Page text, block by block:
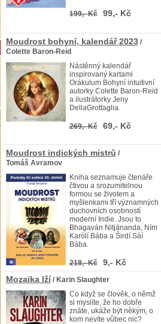
199,- Kč 99,- Kč
Moudrost bohyní, kalendář 2023/
Colette Baron-Reid
Nástěnný kalendář
inspirovaný kartami
Orákulum Bohyní intuitivní
autorky Colette Baron-Reid
a ilustrátorky Jeny
DellaGrottaglia.
269,- Kč 69,- Kč
Moudrost indických mistrů /
Tomáš Avramov
Kniha seznamuje čtenáře
čtivou a srozumitelnou
formou se životem a
myšlenkami tří významných
duchovních osobností
moderní Indie. Jsou to
Bhagaván Nitjánanda, Ním
Karólí Bába a Širdí Sáí
Bába.
218,- Kč 9,- Kč
Mozaika lží / Karin Slaughter
Co když se člověk, o němž
si myslíte, že ho dobře
znáte, ukáže být někým, o
kom nevíte vůbec nic?